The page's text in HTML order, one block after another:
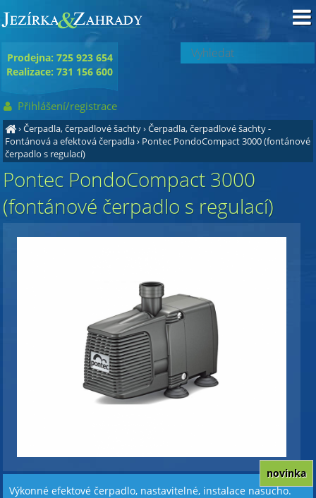
›Čerpadla, čerpadlové šachty›Čerpadla, čerpadlové šachty -
Fontánová a efektová čerpadla› Pontec PondoCompact 3000 (fontánové
čerpadlo s regulací)
Pontec PondoCompact 3000
(fontánové čerpadlo s regulací)
Výkonné efektové čerpadlo, nastavitelné, instalace nasucho.
novinka
Prodejna: 725 923 654
Realizace: 731 156 600
Přihlášení/registrace